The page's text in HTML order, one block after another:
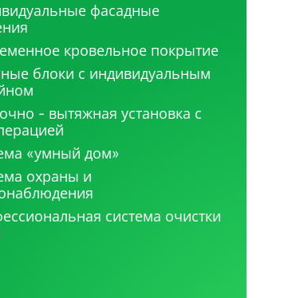
фасадные
кровельное покрытие
блоки с индивидуальным
- вытяжная установка с
«умный дом»
охраны и
система очистки